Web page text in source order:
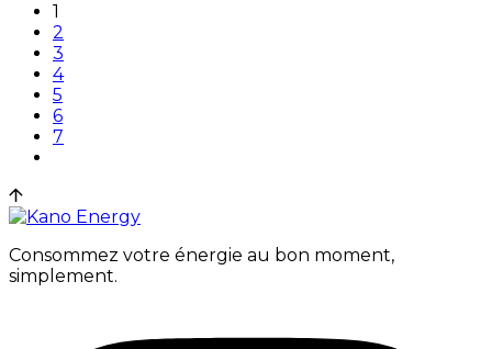
1
2
3
4
5
6
7
Consommez votre énergie au bon moment,
simplement.